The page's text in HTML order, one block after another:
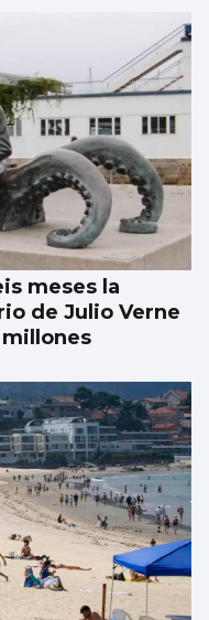
meses la
de Julio Verne